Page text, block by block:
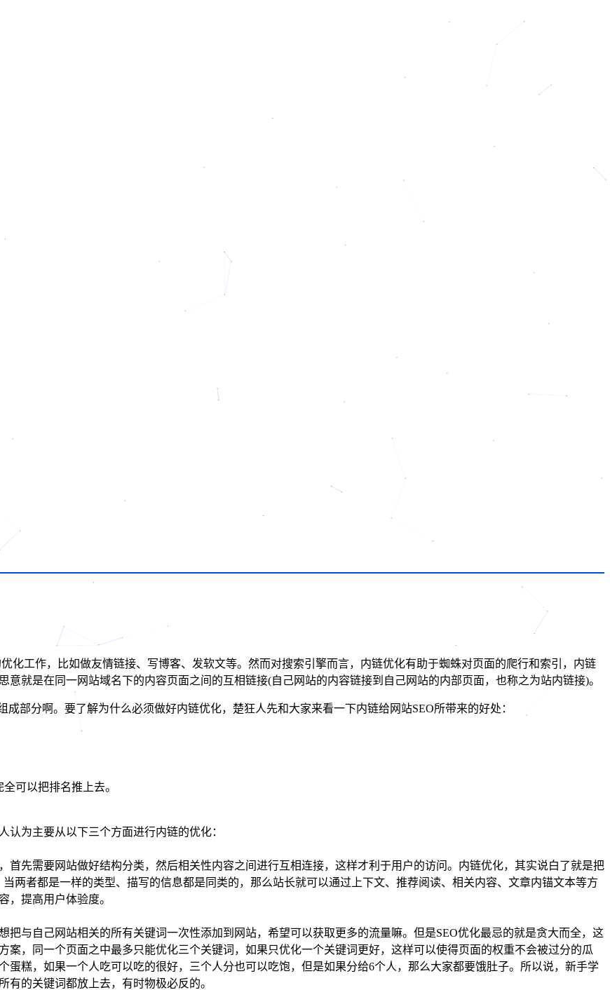
化工作，比如做友情链接、写博客、发软文等。然而对搜索引擎而言，内链优化有助于蜘蛛对页面的爬行和索引，内链
就是在同一网站域名下的内容页面之间的互相链接(自己网站的内容链接到自己网站的内部页面，也称之为站内链接)。
部分啊。要了解为什么必须做好内链优化，楚狂人先和大家来看一下内链给网站SEO所带来的好处：
可以把排名推上去。
为主要从以下三个方面进行内链的优化：
先需要网站做好结构分类，然后相关性内容之间进行互相连接，这样才利于用户的访问。内链优化，其实说白了就是把
两者都是一样的类型、描写的信息都是同类的，那么站长就可以通过上下文、推荐阅读、相关内容、文章内锚文本等方
，提高用户体验度。
与自己网站相关的所有关键词一次性添加到网站，希望可以获取更多的流量嘛。但是SEO优化最忌的就是贪大而全，这
，同一个页面之中最多只能优化三个关键词，如果只优化一个关键词更好，这样可以使得页面的权重不会被过分的瓜
糕，如果一个人吃可以吃的很好，三个人分也可以吃饱，但是如果分给6个人，那么大家都要饿肚子。所以说，新手学
的关键词都放上去，有时物极必反的。